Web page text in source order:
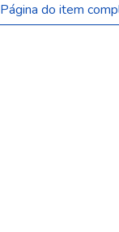
Página do item